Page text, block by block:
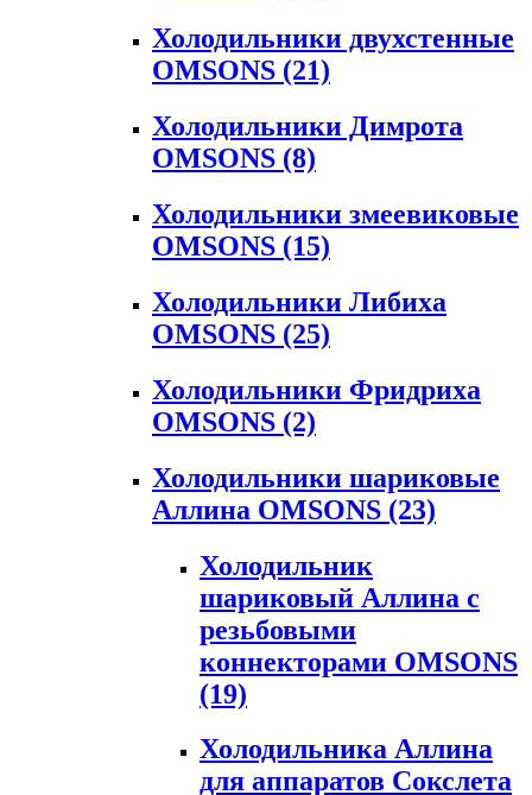
Холодильники двухстенные
OMSONS (21)
Холодильники Димрота
OMSONS (8)
Холодильники змеевиковые
OMSONS (15)
Холодильники Либиха
OMSONS (25)
Холодильники Фридриха
OMSONS (2)
Холодильники шариковые
Аллина OMSONS (23)
Холодильник
шариковый Аллина с
резьбовыми
коннекторами OMSONS
(19)
Холодильника Аллина
для аппаратов Сокслета